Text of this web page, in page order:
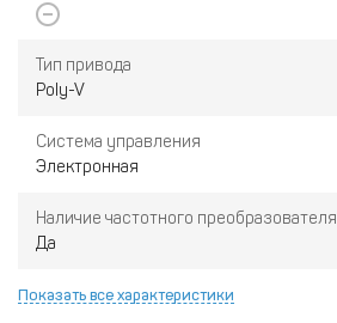
Тип привода
Poly-V
Система управления
Электронная
Наличие частотного преобразователя
Да
Показать все характеристики